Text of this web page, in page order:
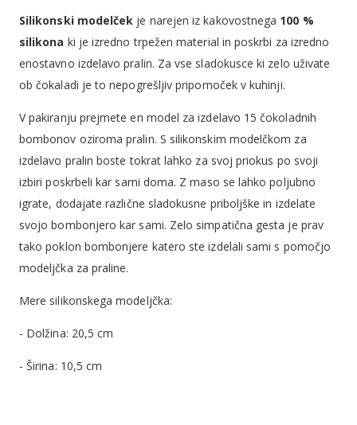
Silikonski modelček je narejen iz kakovostnega 100 %
silikona ki je izredno trpežen material in poskrbi za izredno
enostavno izdelavo pralin. Za vse sladokusce ki zelo uživate
ob čokaladi je to nepogrešljiv pripomoček v kuhinji.
V pakiranju prejmete en model za izdelavo 15 čokoladnih
bombonov oziroma pralin. S silikonskim modelčkom za
izdelavo pralin boste tokrat lahko za svoj priokus po svoji
izbiri poskrbeli kar sami doma. Z maso se lahko poljubno
igrate, dodajate različne sladokusne priboljške in izdelate
svojo bombonjero kar sami. Zelo simpatična gesta je prav
tako poklon bombonjere katero ste izdelali sami s pomočjo
modeljčka za praline.
Mere silikonskega modeljčka:
- Dolžina: 20,5 cm
- Širina: 10,5 cm